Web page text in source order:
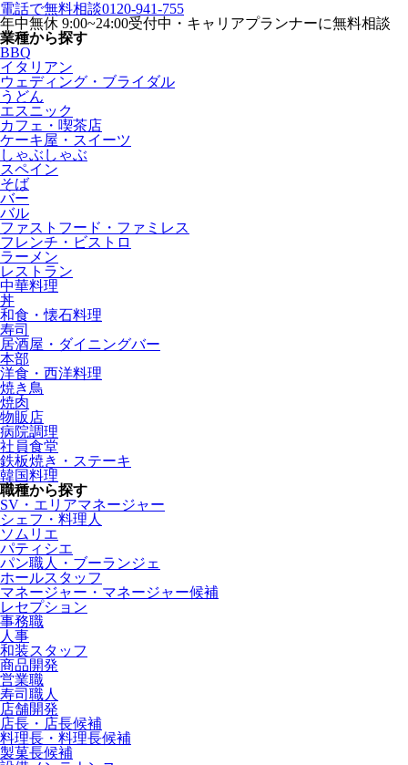
電話で無料相談0120-941-755
年中無休 9:00~24:00受付中・キャリアプランナーに無料相談
業種から探す
BBQ
イタリアン
ウェディング・ブライダル
うどん
エスニック
カフェ・喫茶店
ケーキ屋・スイーツ
しゃぶしゃぶ
スペイン
そば
バー
バル
ファストフード・ファミレス
フレンチ・ビストロ
ラーメン
レストラン
中華料理
丼
和食・懐石料理
寿司
居酒屋・ダイニングバー
本部
洋食・西洋料理
焼き鳥
焼肉
物販店
病院調理
社員食堂
鉄板焼き・ステーキ
韓国料理
職種から探す
SV・エリアマネージャー
シェフ・料理人
ソムリエ
パティシエ
パン職人・ブーランジェ
ホールスタッフ
マネージャー・マネージャー候補
レセプション
事務職
人事
和装スタッフ
商品開発
営業職
寿司職人
店舗開発
店長・店長候補
料理長・料理長候補
製菓長候補